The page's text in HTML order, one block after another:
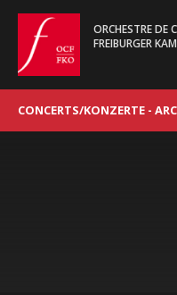
ORCHESTRE DE
FREIBURGER
CONCERTS/KONZERTE -